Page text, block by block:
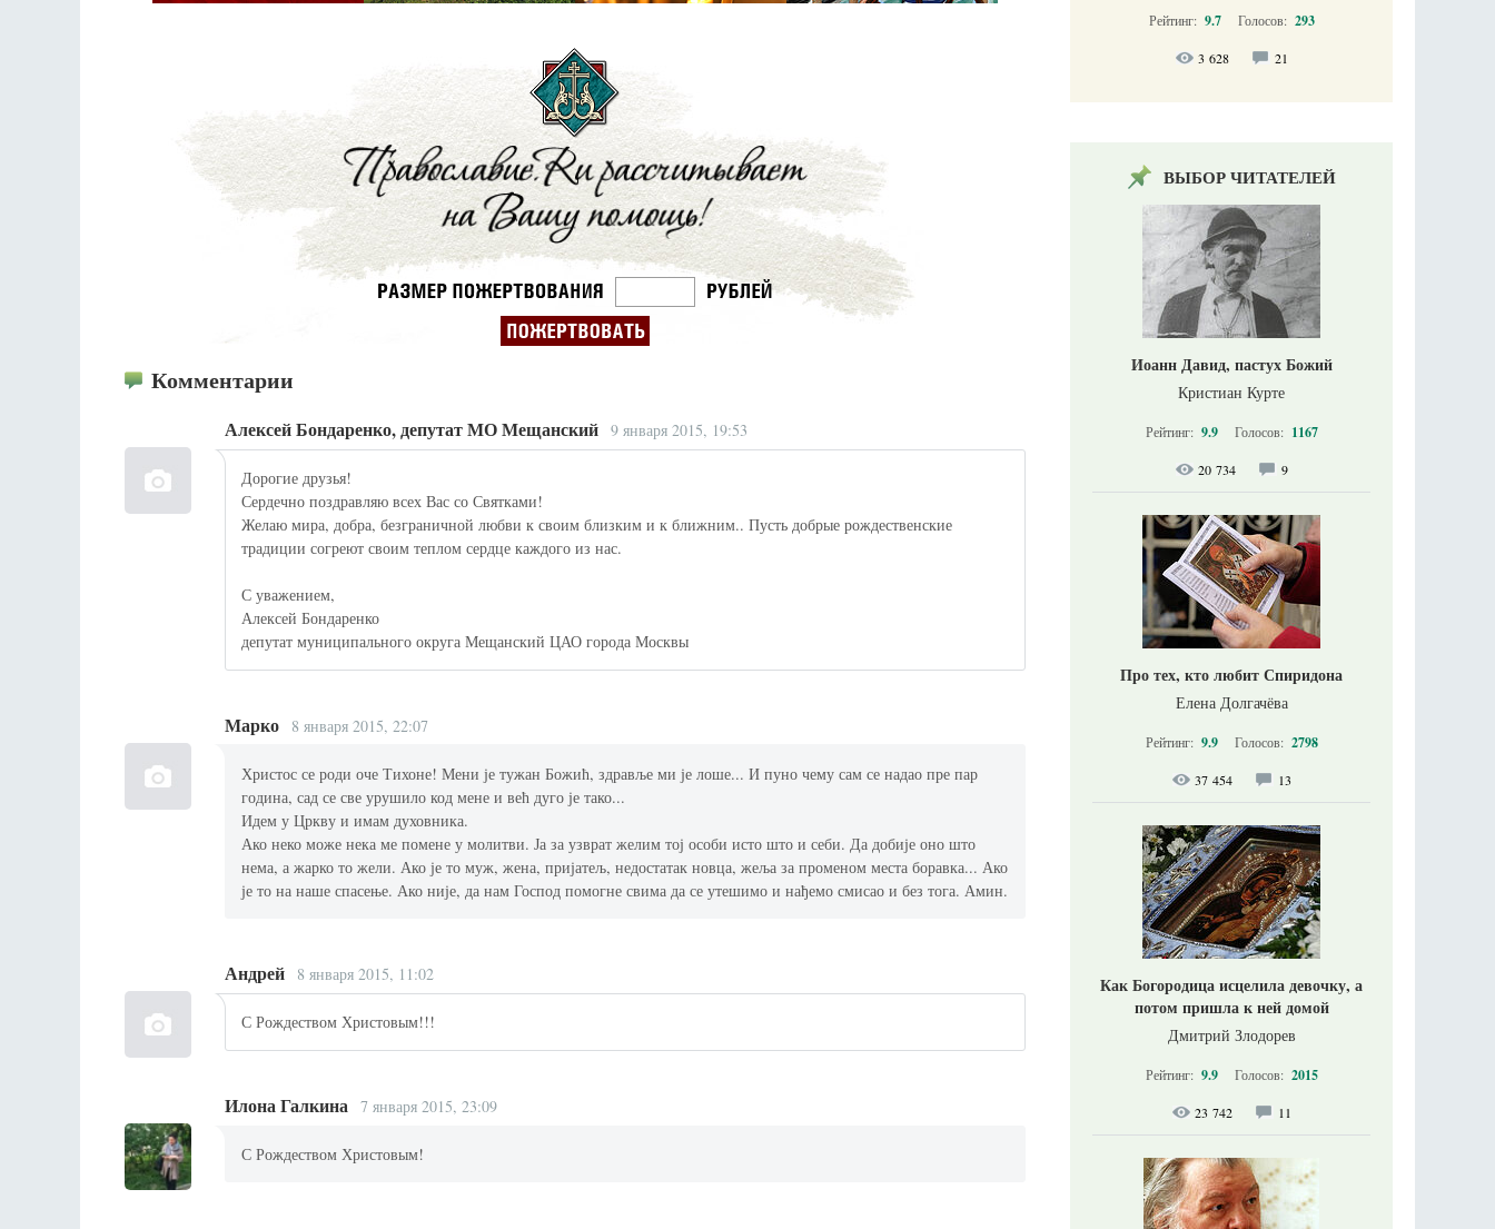
Комментарии
Алексей Бондаренко, депутат МО Мещанский 9 января 2015, 19:53
Дорогие друзья!
Сердечно поздравляю всех Вас со Святками!
Желаю мира, добра, безграничной любви к своим близким и к ближним.. Пусть добрые рождественские
традиции согреют своим теплом сердце каждого из нас.
С уважением,
Алексей Бондаренко
депутат муниципального округа Мещанский ЦАО города Москвы
Марко 8 января 2015, 22:07
Христос се роди оче Тихоне! Мени је тужан Божић, здравље ми је лоше... И пуно чему сам се надао пре пар
година, сад се све урушило код мене и већ дуго је тако...
Идем у Цркву и имам духовника.
Ако неко може нека ме помене у молитви. Ја за узврат желим тој особи исто што и себи. Да добије оно што
нема, а жарко то жели. Ако је то муж, жена, пријатељ, недостатак новца, жеља за променом места боравка... Ако
је то на наше спасење. Ако није, да нам Господ помогне свима да се утешимо и нађемо смисао и без тога. Амин.
Андрей 8 января 2015, 11:02
С Рождеством Христовым!!!
Илона Галкина 7 января 2015, 23:09
С Рождеством Христовым!
Рейтинг: 9.7 Голосов: 293
3 628 21
ВЫБОР ЧИТАТЕЛЕЙ
Иоанн Давид, пастух Божий
Кристиан Курте
Рейтинг: 9.9 Голосов: 1167
20 734 9
Про тех, кто любит Спиридона
Елена Долгачёва
Рейтинг: 9.9 Голосов: 2798
37 454 13
Как Богородица исцелила девочку, а
потом пришла к ней домой
Дмитрий Злодорев
Рейтинг: 9.9 Голосов: 2015
23 742 11